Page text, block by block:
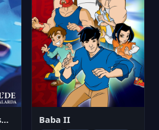
Demon Slayer: Sonsuzluk Kalesi Baba II